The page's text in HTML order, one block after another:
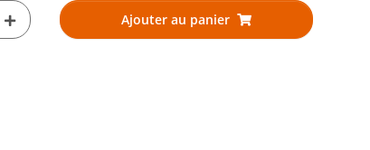
Ajouter au panier